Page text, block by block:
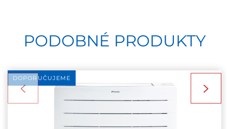
PODOBNÉ PRODUKTY
DOPORUČUJEME